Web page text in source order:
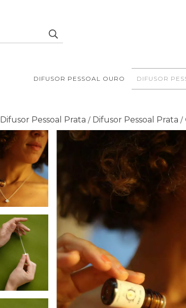
DIFUSOR PESSOAL OURO DIFUSOR
Difusor Pessoal Prata / Difusor Pessoal Prata /